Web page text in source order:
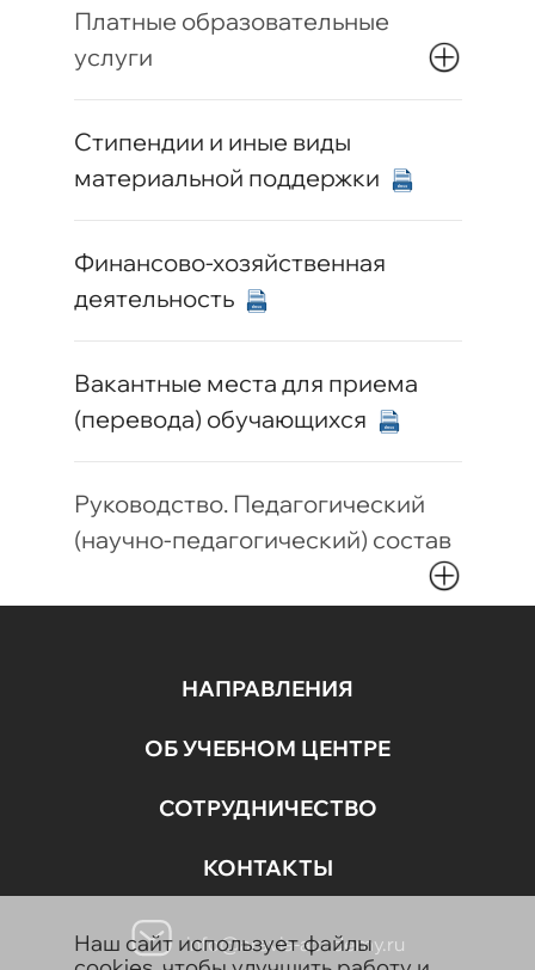
Платные образовательные
услуги
Стипендии и иные виды
материальной поддержки
Финансово-хозяйственная
деятельность
Вакантные места для приема
(перевода) обучающихся
Руководство. Педагогический
(научно-педагогический) состав
НАПРАВЛЕНИЯ
ОБ УЧЕБНОМ ЦЕНТРЕ
СОТРУДНИЧЕСТВО
КОНТАКТЫ
info@aravia-academy.ru
Наш сайт использует файлы